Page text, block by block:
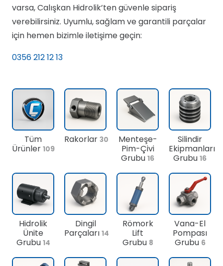
varsa, Calışkan Hidrolik’ten güvenle sipariş
verebilirsiniz. Uyumlu, sağlam ve garantili parçalar
için hemen bizimle iletişime geçin:
0356 212 12 13
Tüm
Ürünler 109
Rakorlar 30
Menteşe-
Pim-Çivi
Grubu 16
Silindir
Ekipmanları
Grubu 16
Hidrolik
Ünite
Grubu 14
Dingil
Parçaları 14
Römork
Lift
Grubu 8
Vana-El
Pompası
Grubu 6